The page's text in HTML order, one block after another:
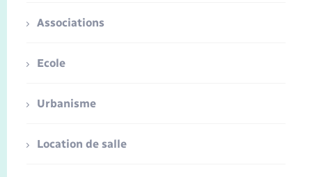
Associations
Ecole
Urbanisme
Location de salle